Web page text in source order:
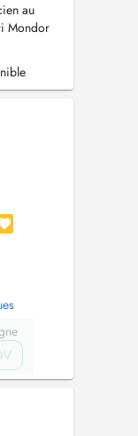
au
Mondor
Invisalign
Léo
de